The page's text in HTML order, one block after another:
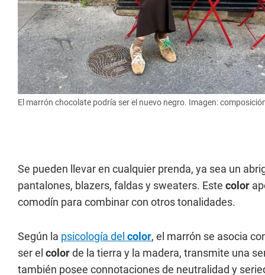
El marrón chocolate podría ser el nuevo negro. Imagen:
Se pueden llevar en cualquier prenda, ya sea un
pantalones, blazers, faldas y sweaters. Este color
comodín para combinar con otros tonalidades.
Según la psicología del color, el marrón se asocia
ser el colorde la tierra y la madera, transmite una
también posee connotaciones de neutralidad y